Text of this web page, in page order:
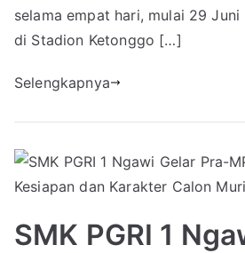
selama empat hari, mulai 29
di Stadion Ketonggo […]
Selengkapnya
SMK PGRI 1